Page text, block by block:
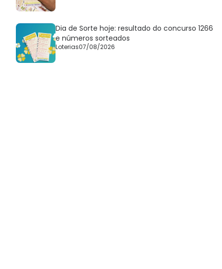
Dia de Sorte hoje: resultado do concurso 1266
e números sorteados
Loterias07/08/2026